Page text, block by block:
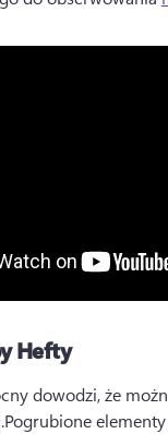
Hefty
dowodzi, że
Pogrubione